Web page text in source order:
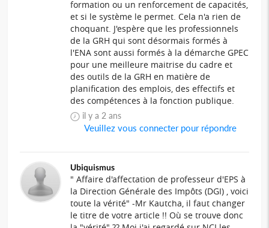
formation ou un renforcement de capacités,
et si le système le permet. Cela n'a rien de
choquant. J'espère que les professionnels
de la GRH qui sont désormais formés à
l'ENA sont aussi formés à la démarche GPEC
pour une meilleure maitrise du cadre et
des outils de la GRH en matière de
planification des emplois, des effectifs et
des compétences à la fonction publique.
il y a 2 ans
Veuillez vous connecter pour répondre
Ubiquismus
" Affaire d'affectation de professeur d'EPS à
la Direction Générale des Impôts (DGI) , voici
toute la vérité" -Mr Kautcha, il faut changer
le titre de votre article !! Où se trouve donc